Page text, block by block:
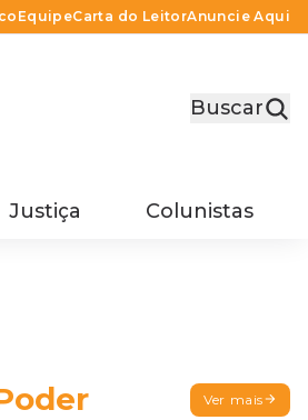
EquipeCarta do LeitorAnuncie Aqui
Buscar
Justiça Colunistas
Ver mais